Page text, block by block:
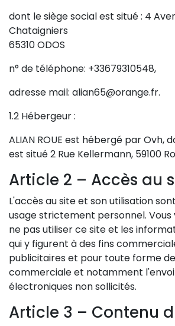
dont le siège social est situé : 4
Chataigniers
65310 ODOS
n° de téléphone: +33679310548,
adresse mail: alian65@orange.fr.
1.2 Hébergeur :
ALIAN ROUE est hébergé par Ovh,
est situé 2 Rue Kellermann, 59100
Article 2 – Accès au
L'accès au site et son utilisation
usage strictement personnel. Vous
ne pas utiliser ce site et les
qui y figurent à des fins
publicitaires et pour toute forme
commerciale et notamment
électroniques non sollicités.
Article 3 – Contenu